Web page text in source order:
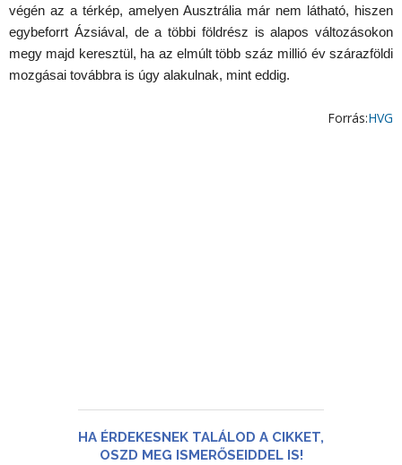
végén az a térkép, amelyen Ausztrália már nem látható, hiszen
egybeforrt Ázsiával, de a többi földrész is alapos változásokon
megy majd keresztül, ha az elmúlt több száz millió év szárazföldi
mozgásai továbbra is úgy alakulnak, mint eddig.
Forrás:HVG
HA ÉRDEKESNEK TALÁLOD A CIKKET,
OSZD MEG ISMERŐSEIDDEL IS!